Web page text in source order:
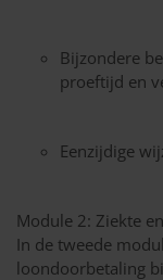
Bijzondere
proeftijd en
Eenzijdige
Module 2: Ziekte
In de tweede
loondoorbetaling